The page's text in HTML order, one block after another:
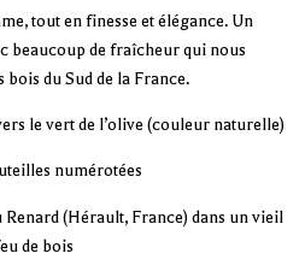
tout en finesse et élégance. Un
beaucoup de fraîcheur qui nous
du Sud de la France.
le vert de l’olive (couleur naturelle)
numérotées
(Hérault, France) dans un vieil
de bois